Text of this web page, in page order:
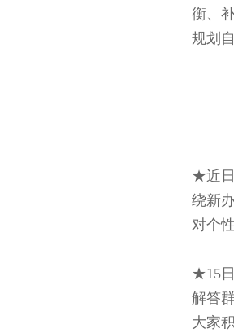
衡、
规划
★近日
绕新
对个
★15
解答
大家